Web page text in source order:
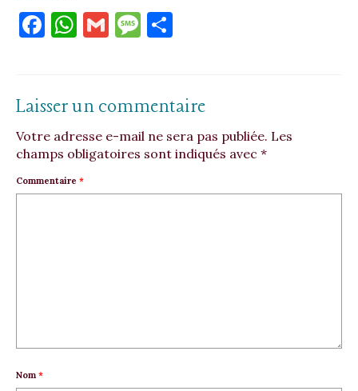
Facebook
WhatsApp
GmailMessage
Laisser un commentaire
Votre adresse e-mail ne sera pas publiée. Les
champs obligatoires sont indiqués avec *
Commentaire *
Nom *